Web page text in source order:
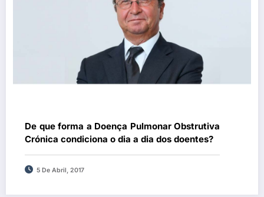
De que forma a Doença Pulmonar Obstrutiva
Crónica condiciona o dia a dia dos doentes?
5 De Abril, 2017